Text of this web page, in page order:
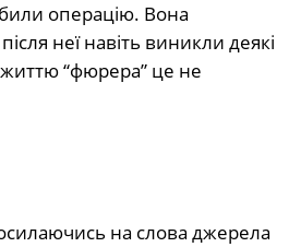
операцію. Вона
неї навіть виникли деякі
“фюрера” це не
на слова джерела